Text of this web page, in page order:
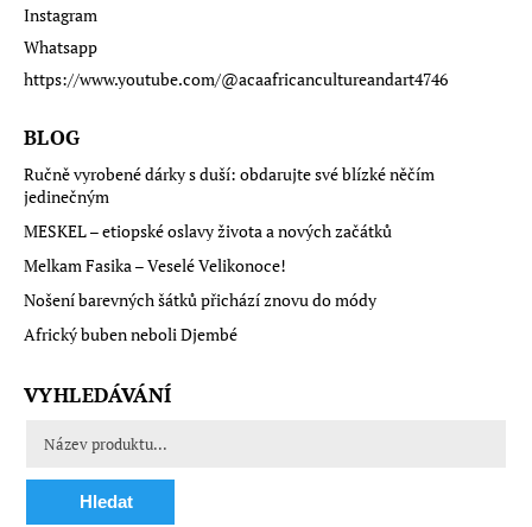
Instagram
Whatsapp
https://www.youtube.com/@acaafricancultureandart4746
BLOG
Ručně vyrobené dárky s duší: obdarujte své blízké něčím
jedinečným
MESKEL – etiopské oslavy života a nových začátků
Melkam Fasika – Veselé Velikonoce!
Nošení barevných šátků přichází znovu do módy
Africký buben neboli Djembé
VYHLEDÁVÁNÍ
Hledat